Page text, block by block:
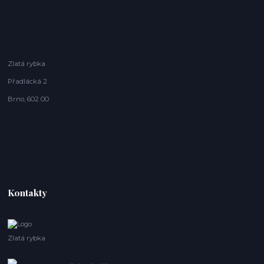
Zlatá rybka
Přadlácká 2
Brno, 602 00
Kontakty
Zlatá rybka